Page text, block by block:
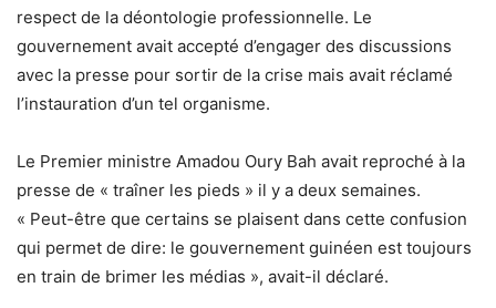
respect de la déontologie professionnelle. Le
gouvernement avait accepté d’engager des discussions
avec la presse pour sortir de la crise mais avait réclamé
l’instauration d’un tel organisme.
Le Premier ministre Amadou Oury Bah avait reproché à la
presse de « traîner les pieds » il y a deux semaines.
« Peut-être que certains se plaisent dans cette confusion
qui permet de dire: le gouvernement guinéen est toujours
en train de brimer les médias », avait-il déclaré.